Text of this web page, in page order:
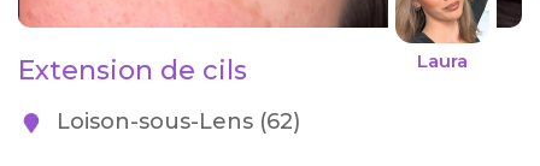
Laura
Extension de cils
Loison-sous-Lens (62)